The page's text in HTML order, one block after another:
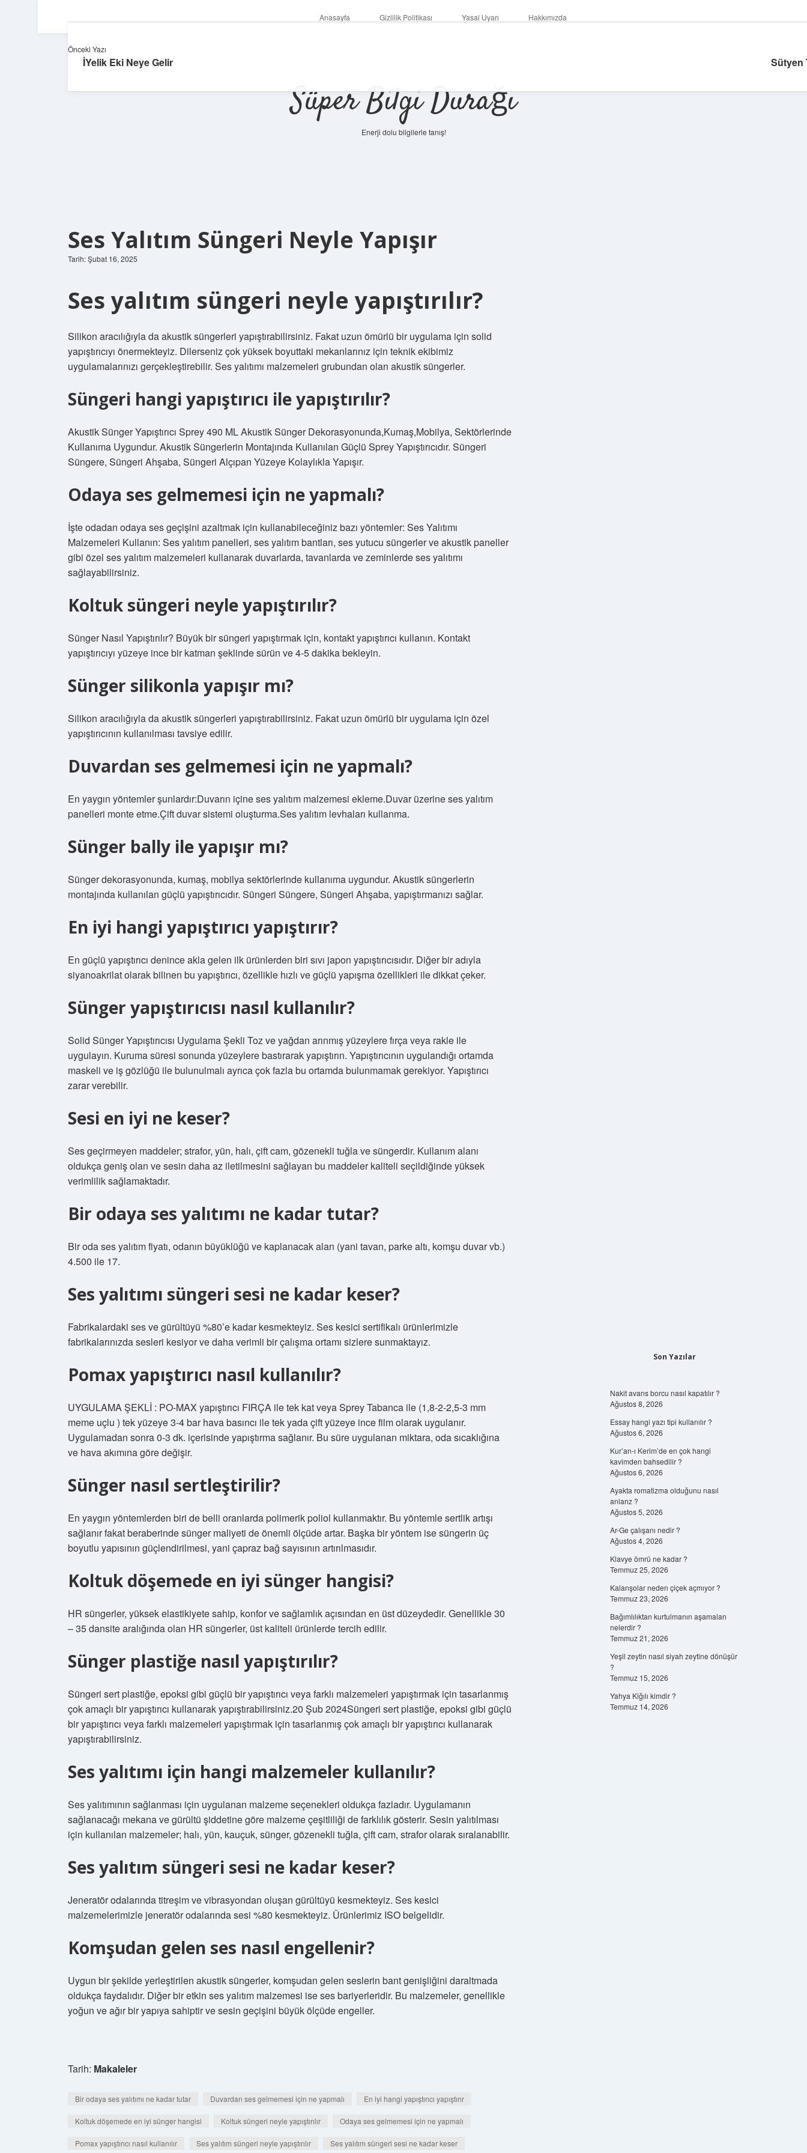
Anasayfa Gizlilik Politikası Yasal Uyarı Hakkımızda
Süper Bilgi Durağı
Enerji dolu bilgilerle tanış!
Ses Yalıtım Süngeri Neyle Yapışır
Tarih: Şubat 16, 2025
Ses yalıtım süngeri neyle yapıştırılır?
Silikon aracılığıyla da akustik süngerleri yapıştırabilirsiniz. Fakat uzun ömürlü bir uygulama için solid
yapıştırıcıyı önermekteyiz. Dilerseniz çok yüksek boyuttaki mekanlarınız için teknik ekibimiz
uygulamalarınızı gerçekleştirebilir. Ses yalıtımı malzemeleri grubundan olan akustik süngerler.
Süngeri hangi yapıştırıcı ile yapıştırılır?
Akustik Sünger Yapıştırıcı Sprey 490 ML Akustik Sünger Dekorasyonunda,Kumaş,Mobilya, Sektörlerinde
Kullanıma Uygundur. Akustik Süngerlerin Montajında Kullanılan Güçlü Sprey Yapıştırıcıdır. Süngeri
Süngere, Süngeri Ahşaba, Süngeri Alçıpan Yüzeye Kolaylıkla Yapışır.
Odaya ses gelmemesi için ne yapmalı?
İşte odadan odaya ses geçişini azaltmak için kullanabileceğiniz bazı yöntemler: Ses Yalıtımı
Malzemeleri Kullanın: Ses yalıtım panelleri, ses yalıtım bantları, ses yutucu süngerler ve akustik paneller
gibi özel ses yalıtım malzemeleri kullanarak duvarlarda, tavanlarda ve zeminlerde ses yalıtımı
sağlayabilirsiniz.
Koltuk süngeri neyle yapıştırılır?
Sünger Nasıl Yapıştırılır? Büyük bir süngeri yapıştırmak için, kontakt yapıştırıcı kullanın. Kontakt
yapıştırıcıyı yüzeye ince bir katman şeklinde sürün ve 4-5 dakika bekleyin.
Sünger silikonla yapışır mı?
Silikon aracılığıyla da akustik süngerleri yapıştırabilirsiniz. Fakat uzun ömürlü bir uygulama için özel
yapıştırıcının kullanılması tavsiye edilir.
Duvardan ses gelmemesi için ne yapmalı?
En yaygın yöntemler şunlardır:Duvarın içine ses yalıtım malzemesi ekleme.Duvar üzerine ses yalıtım
panelleri monte etme.Çift duvar sistemi oluşturma.Ses yalıtım levhaları kullanma.
Sünger bally ile yapışır mı?
Sünger dekorasyonunda, kumaş, mobilya sektörlerinde kullanıma uygundur. Akustik süngerlerin
montajında kullanılan güçlü yapıştırıcıdır. Süngeri Süngere, Süngeri Ahşaba, yapıştırmanızı sağlar.
En iyi hangi yapıştırıcı yapıştırır?
En güçlü yapıştırıcı denince akla gelen ilk ürünlerden biri sıvı japon yapıştırıcısıdır. Diğer bir adıyla
siyanoakrilat olarak bilinen bu yapıştırıcı, özellikle hızlı ve güçlü yapışma özellikleri ile dikkat çeker.
Sünger yapıştırıcısı nasıl kullanılır?
Solid Sünger Yapıştırıcısı Uygulama Şekli Toz ve yağdan arınmış yüzeylere fırça veya rakle ile
uygulayın. Kuruma süresi sonunda yüzeylere bastırarak yapıştırın. Yapıştırıcının uygulandığı ortamda
maskeli ve iş gözlüğü ile bulunulmalı ayrıca çok fazla bu ortamda bulunmamak gerekiyor. Yapıştırıcı
zarar verebilir.
Sesi en iyi ne keser?
Ses geçirmeyen maddeler; strafor, yün, halı, çift cam, gözenekli tuğla ve süngerdir. Kullanım alanı
oldukça geniş olan ve sesin daha az iletilmesini sağlayan bu maddeler kaliteli seçildiğinde yüksek
verimlilik sağlamaktadır.
Bir odaya ses yalıtımı ne kadar tutar?
Bir oda ses yalıtım fiyatı, odanın büyüklüğü ve kaplanacak alan (yani tavan, parke altı, komşu duvar vb.)
4.500 ile 17.
Ses yalıtımı süngeri sesi ne kadar keser?
Fabrikalardaki ses ve gürültüyü %80’e kadar kesmekteyiz. Ses kesici sertifikalı ürünlerimizle
fabrikalarınızda sesleri kesiyor ve daha verimli bir çalışma ortamı sizlere sunmaktayız.
Pomax yapıştırıcı nasıl kullanılır?
UYGULAMA ŞEKLİ : PO-MAX yapıştırıcı FIRÇA ile tek kat veya Sprey Tabanca ile (1,8-2-2,5-3 mm
meme uçlu ) tek yüzeye 3-4 bar hava basıncı ile tek yada çift yüzeye ince film olarak uygulanır.
Uygulamadan sonra 0-3 dk. içerisinde yapıştırma sağlanır. Bu süre uygulanan miktara, oda sıcaklığına
ve hava akımına göre değişir.
Sünger nasıl sertleştirilir?
En yaygın yöntemlerden biri de belli oranlarda polimerik poliol kullanmaktır. Bu yöntemle sertlik artışı
sağlanır fakat beraberinde sünger maliyeti de önemli ölçüde artar. Başka bir yöntem ise süngerin üç
boyutlu yapısının güçlendirilmesi, yani çapraz bağ sayısının artırılmasıdır.
Koltuk döşemede en iyi sünger hangisi?
HR süngerler, yüksek elastikiyete sahip, konfor ve sağlamlık açısından en üst düzeydedir. Genellikle 30
– 35 dansite aralığında olan HR süngerler, üst kaliteli ürünlerde tercih edilir.
Sünger plastiğe nasıl yapıştırılır?
Süngeri sert plastiğe, epoksi gibi güçlü bir yapıştırıcı veya farklı malzemeleri yapıştırmak için tasarlanmış
çok amaçlı bir yapıştırıcı kullanarak yapıştırabilirsiniz.20 Şub 2024Süngeri sert plastiğe, epoksi gibi güçlü
bir yapıştırıcı veya farklı malzemeleri yapıştırmak için tasarlanmış çok amaçlı bir yapıştırıcı kullanarak
yapıştırabilirsiniz.
Ses yalıtımı için hangi malzemeler kullanılır?
Ses yalıtımının sağlanması için uygulanan malzeme seçenekleri oldukça fazladır. Uygulamanın
sağlanacağı mekana ve gürültü şiddetine göre malzeme çeşitliliği de farklılık gösterir. Sesin yalıtılması
için kullanılan malzemeler; halı, yün, kauçuk, sünger, gözenekli tuğla, çift cam, strafor olarak sıralanabilir.
Ses yalıtım süngeri sesi ne kadar keser?
Jeneratör odalarında titreşim ve vibrasyondan oluşan gürültüyü kesmekteyiz. Ses kesici
malzemelerimizle jeneratör odalarında sesi %80 kesmekteyiz. Ürünlerimiz ISO belgelidir.
Komşudan gelen ses nasıl engellenir?
Uygun bir şekilde yerleştirilen akustik süngerler, komşudan gelen seslerin bant genişliğini daraltmada
oldukça faydalıdır. Diğer bir etkin ses yalıtım malzemesi ise ses bariyerleridir. Bu malzemeler, genellikle
yoğun ve ağır bir yapıya sahiptir ve sesin geçişini büyük ölçüde engeller.
Tarih: Makaleler
Bir odaya ses yalıtımı ne kadar tutar Duvardan ses gelmemesi için ne yapmalı En iyi hangi yapıştırıcı yapıştırır
Koltuk döşemede en iyi sünger hangisi Koltuk süngeri neyle yapıştırılır Odaya ses gelmemesi için ne yapmalı
Pomax yapıştırıcı nasıl kullanılır Ses yalıtım süngeri neyle yapıştırılır Ses yalıtım süngeri sesi ne kadar keser
Önceki Yazı
İYelik Eki Neye Gelir Sütyen
Son Yazılar
Nakit avans borcu nasıl kapatılır ?
Ağustos 8, 2026
Essay hangi yazı tipi kullanılır ?
Ağustos 6, 2026
Kur’an-ı Kerim’de en çok hangi
kavimden bahsedilir ?
Ağustos 6, 2026
Ayakta romatizma olduğunu nasıl
anlarız ?
Ağustos 5, 2026
Ar-Ge çalışanı nedir ?
Ağustos 4, 2026
Klavye ömrü ne kadar ?
Temmuz 25, 2026
Kalanşolar neden çiçek açmıyor ?
Temmuz 23, 2026
Bağımlılıktan kurtulmanın aşamaları
nelerdir ?
Temmuz 21, 2026
Yeşil zeytin nasıl siyah zeytine dönüşür
?
Temmuz 15, 2026
Yahya Kiğılı kimdir ?
Temmuz 14, 2026